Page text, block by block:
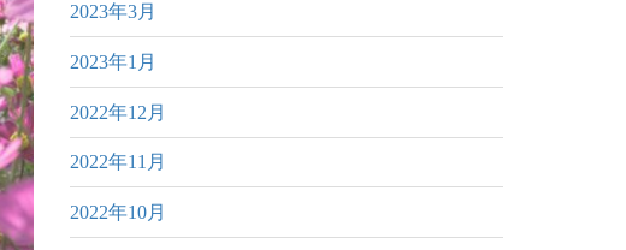
2023年3月
2023年1月
2022年12月
2022年11月
2022年10月